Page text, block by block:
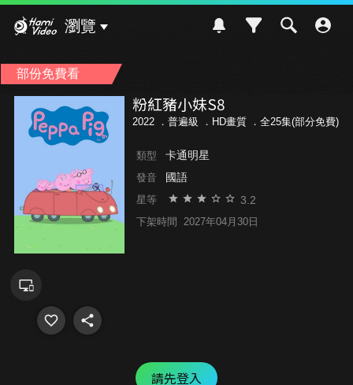
瀏覽
部份免費看
粉紅豬小妹S8
2022 ． 普遍級 ．HD畫質 ．全25集(部分免費)
類型 卡通明星
發音 國語
星等 3.2
下架時間 2027年04月30日
請先登入